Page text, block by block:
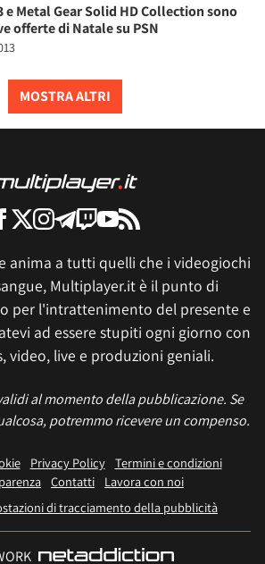
e Metal Gear Solid HD Collection sono
offerte di Natale su PSN
MOSTRA ALTRI
anima a tutti quelli che i videogiochi
Multiplayer.it è il punto di
per l'intrattenimento del presente e
ad essere stupiti ogni giorno con
video, live e produzioni geniali.
al momento della pubblicazione. Se
potremmo ricevere un compenso.
Privacy Policy
Termini e condizioni
Contatti
Lavora con noi
di tracciamento della pubblicità